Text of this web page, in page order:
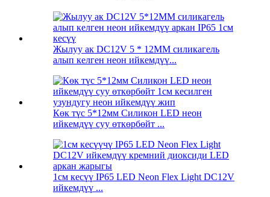
Жылуу ак DC12V 5 * 12MM силикагель
алып келген неон ийкемдүү...
Көк түс 5*12мм Силикон LED неон
ийкемдүү суу өткөрбөйт ...
1см кесүү IP65 LED Neon Flex Light DC12V
ийкемдүү ...